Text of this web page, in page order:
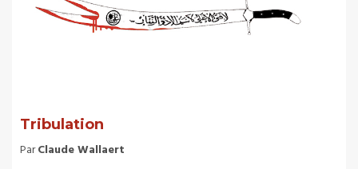
Tribulation
ParClaude Wallaert